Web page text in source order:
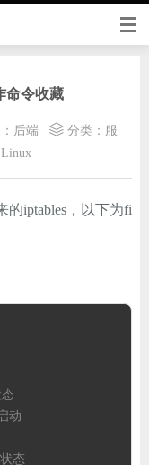
命令收藏
后端 分类： 服
Linux
的iptables，以下为fi
动
态